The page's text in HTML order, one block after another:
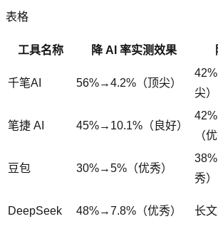
表格
工具名称 降 AI 率实测效果
千笔AI 56%→4.2%（顶尖）
尖）
笔捷 AI 45%→10.1%（良好）
（
豆包 30%→5%（优秀）
秀）
DeepSeek 48%→7.8%（优秀） 长